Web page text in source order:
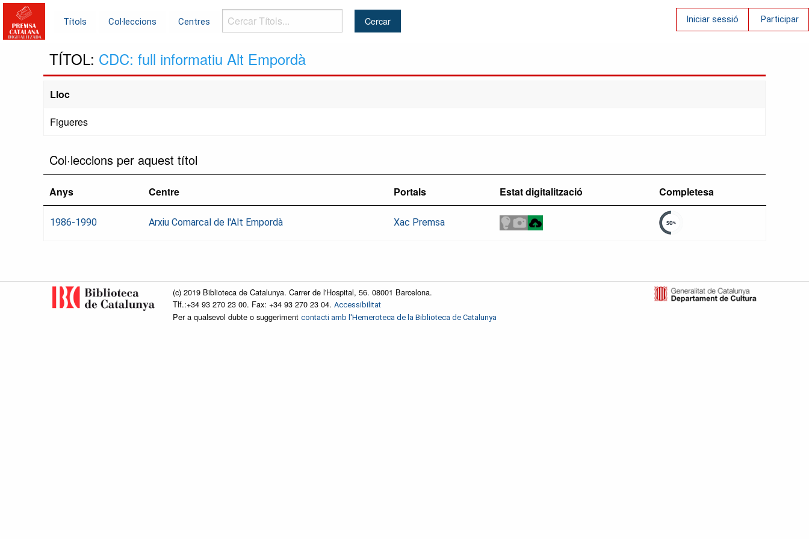
Títols Col·leccions Centres
Cercar
Títols...
Iniciar sessió Participar
TÍTOL: CDC: full informatiu Alt Empordà
Lloc
Figueres
Col·leccions per aquest títol
Anys Centre Portals Estat digitalització Completesa
1986-1990 Arxiu Comarcal de l'Alt Empordà Xac Premsa
(c) 2019 Biblioteca de Catalunya. Carrer de l'Hospital, 56. 08001 Barcelona.
Tlf.:+34 93 270 23 00. Fax: +34 93 270 23 04. Accessibilitat
Per a qualsevol dubte o suggeriment contacti amb l'Hemeroteca de la Biblioteca de Catalunya